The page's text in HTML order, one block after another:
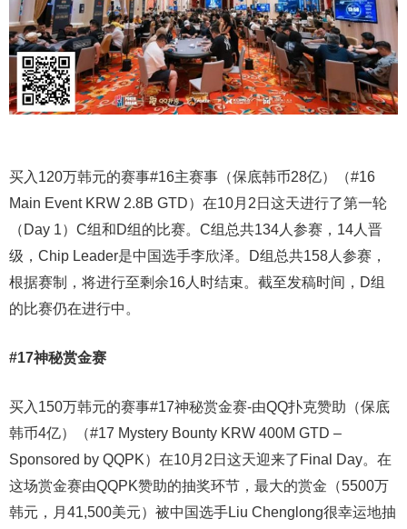
买入120万韩元的赛事#16主赛事（保底韩币28亿）（#16
Main Event KRW 2.8B GTD）在10月2日这天进行了第一轮
（Day 1）C组和D组的比赛。C组总共134人参赛，14人晋
级，Chip Leader是中国选手李欣泽。D组总共158人参赛，
根据赛制，将进行至剩余16人时结束。截至发稿时间，D组
的比赛仍在进行中。
#17神秘赏金赛
买入150万韩元的赛事#17神秘赏金赛-由QQ扑克赞助（保底
韩币4亿）（#17 Mystery Bounty KRW 400M GTD –
Sponsored by QQPK）在10月2日这天迎来了Final Day。在
这场赏金赛由QQPK赞助的抽奖环节，最大的赏金（5500万
韩元，月41,500美元）被中国选手Liu Chenglong很幸运地抽